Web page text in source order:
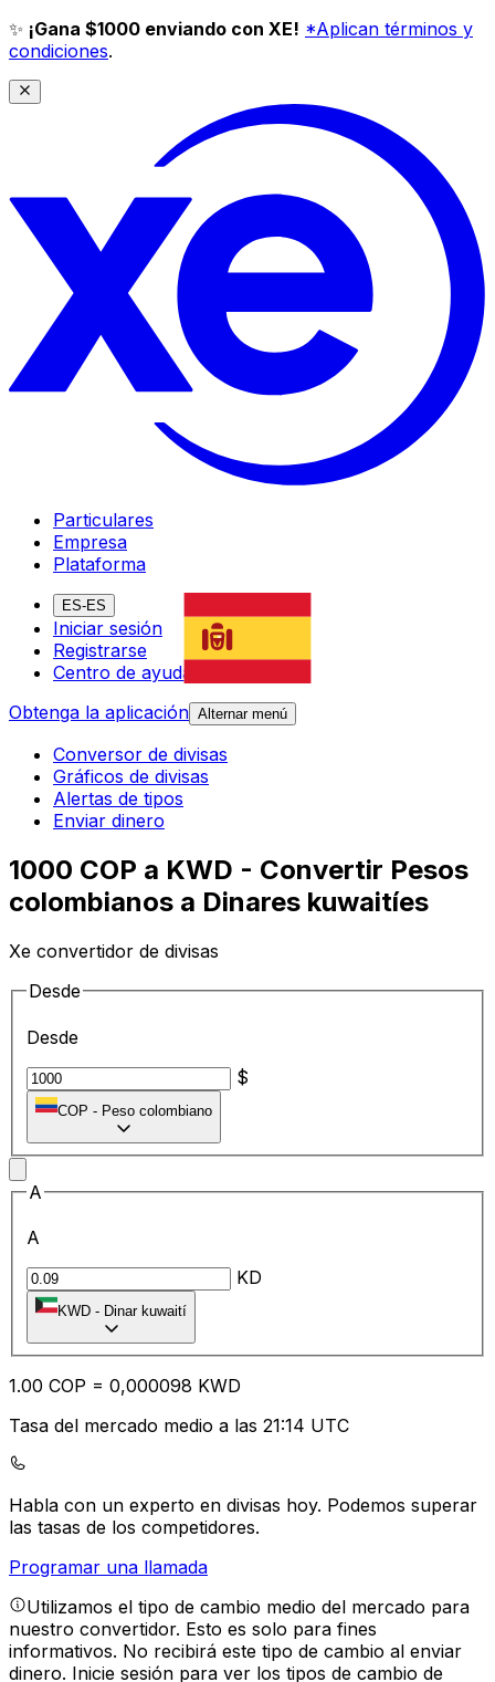
✨ ¡Gana $1000 enviando con XE! *Aplican términos y
condiciones.
Particulares
Empresa
Plataforma
ES-ES
Iniciar sesión
Registrarse
Centro de ayuda
Obtenga la aplicación Alternar menú
Conversor de divisas
Gráficos de divisas
Alertas de tipos
Enviar dinero
1000 COP a KWD - Convertir Pesos
colombianos a Dinares kuwaitíes
Xe convertidor de divisas
Desde
Desde
$
COP - Peso colombiano
A
A
KD
KWD - Dinar kuwaití
1.00 COP = 0,000098 KWD
Tasa del mercado medio a las 21:14 UTC
Habla con un experto en divisas hoy. Podemos superar
las tasas de los competidores.
Programar una llamada
Utilizamos el tipo de cambio medio del mercado para
nuestro convertidor. Esto es solo para fines
informativos. No recibirá este tipo de cambio al enviar
dinero. Inicie sesión para ver los tipos de cambio de